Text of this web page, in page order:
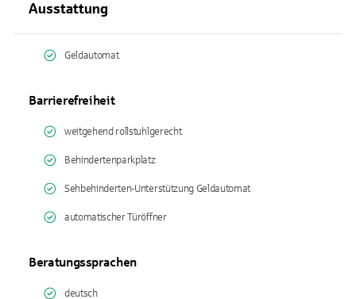
Ausstattung
Geldautomat
Barrierefreiheit
weitgehend rollstuhlgerecht
Behindertenparkplatz
Sehbehinderten-Unterstützung Geldautomat
automatischer Türöffner
Beratungssprachen
deutsch